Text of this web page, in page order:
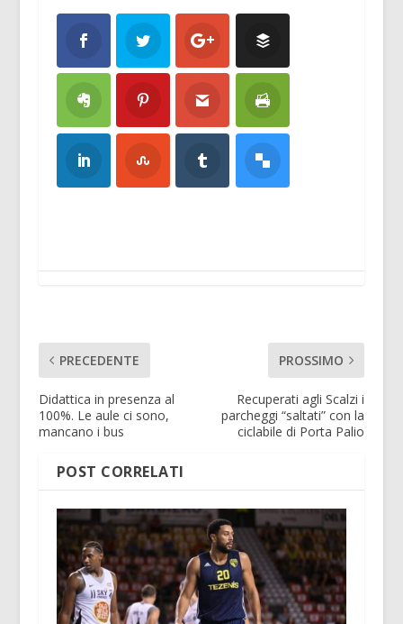
PRECEDENTE
Didattica in presenza al
100%. Le aule ci sono,
mancano i bus
PROSSIMO
Recuperati agli Scalzi i
parcheggi “saltati” con la
ciclabile di Porta Palio
POST CORRELATI